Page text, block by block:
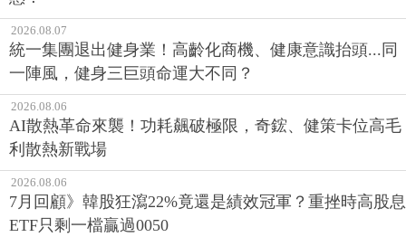
2026.08.07
統一集團退出健身業！高齡化商機、健康意識抬頭...同
一陣風，健身三巨頭命運大不同？
2026.08.06
AI散熱革命來襲！功耗飆破極限，奇鋐、健策卡位高毛
利散熱新戰場
2026.08.06
7月回顧》韓股狂瀉22%竟還是績效冠軍？重挫時高股息
ETF只剩一檔贏過0050